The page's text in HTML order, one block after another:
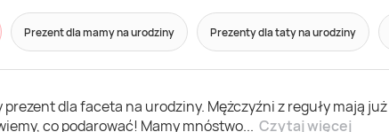
Prezent dla mamy na urodziny Prezenty dla taty na urodziny
dla faceta na urodziny. Mężczyźni z reguły mają
co podarować! Mamy mnóstwo... Czytaj więcej